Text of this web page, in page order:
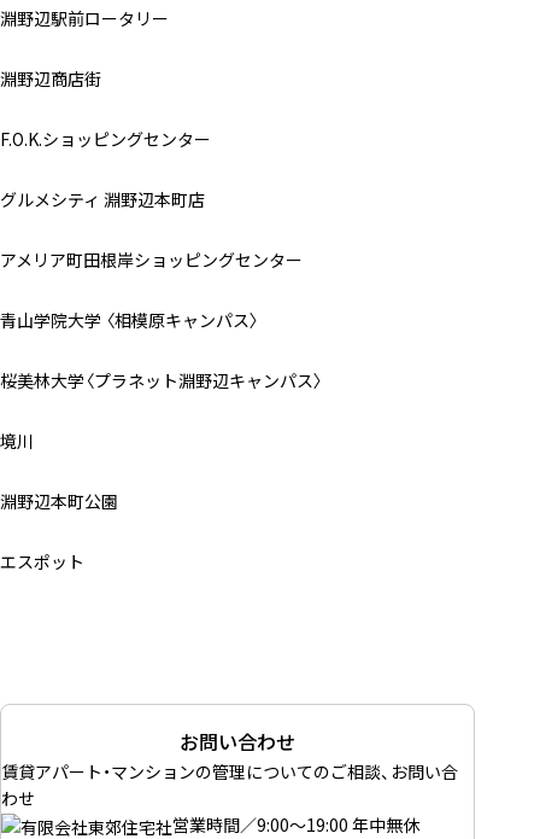
淵野辺駅前ロータリー
淵野辺商店街
F.O.K.ショッピングセンター
グルメシティ 淵野辺本町店
アメリア町田根岸ショッピングセンター
青山学院大学 〈相模原キャンパス〉
桜美林大学〈プラネット淵野辺キャンパス〉
境川
淵野辺本町公園
エスポット
お問い合わせ
賃貸アパート・マンションの管理についてのご相談、お問い合
わせ
営業時間／9:00～19:00 年中無休